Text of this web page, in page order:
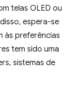
telas OLED ou
espera-se
às preferências
tem sido uma
sistemas de